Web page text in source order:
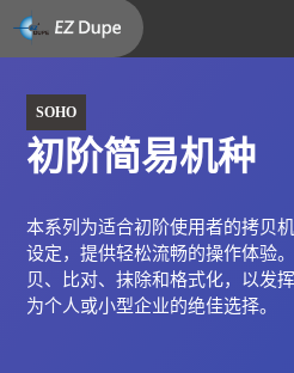
SOHO
初阶简易机种
本系列为适合初阶使用者的拷贝
设定，提供轻松流畅的操作体验
贝、比对、抹除和格式化，以发
为个人或小型企业的绝佳选择。